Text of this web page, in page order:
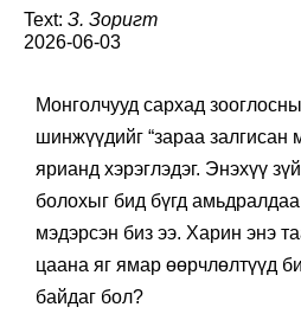
Text: З. Зоригт
2026-06-03
Монголчууд сархад
шинжүүдийг “зараа залгисан
ярианд хэрэглэдэг. Энэхүү
болохыг бид бүгд
мэдэрсэн биз ээ. Харин энэ
цаана яг ямар өөрчлөлтүүд
байдаг бол?